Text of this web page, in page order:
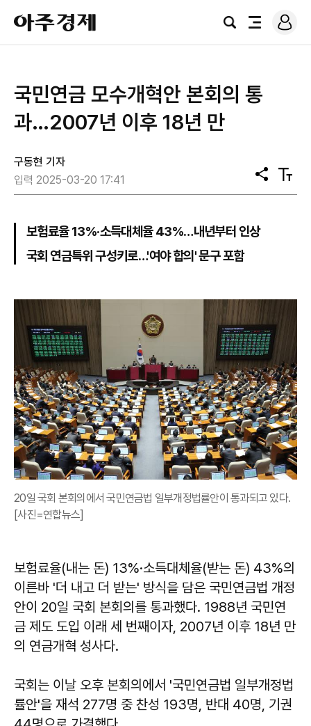
아
주
경
검
전
로
그
국민연금 모수개혁안 본회의 통
과…2007년 이후 18년 만
구동현 기자
입력 2025-03-20 17:41
공
유
텍
스
보험료율 13%·소득대체율 43%…내년부터 인상
국회 연금특위 구성키로…'여야 합의' 문구 포함
20일 국회 본회의에서 국민연금법 일부개정법률안이 통과되고 있다.
[사진=연합뉴스]
보험료율(내는 돈) 13%·소득대체율(받는 돈) 43%의
이른바 '더 내고 더 받는' 방식을 담은 국민연금법 개정
안이 20일 국회 본회의를 통과했다. 1988년 국민연
금 제도 도입 이래 세 번째이자, 2007년 이후 18년 만
의 연금개혁 성사다.
국회는 이날 오후 본회의에서 '국민연금법 일부개정법
률안'을 재석 277명 중 찬성 193명, 반대 40명, 기권